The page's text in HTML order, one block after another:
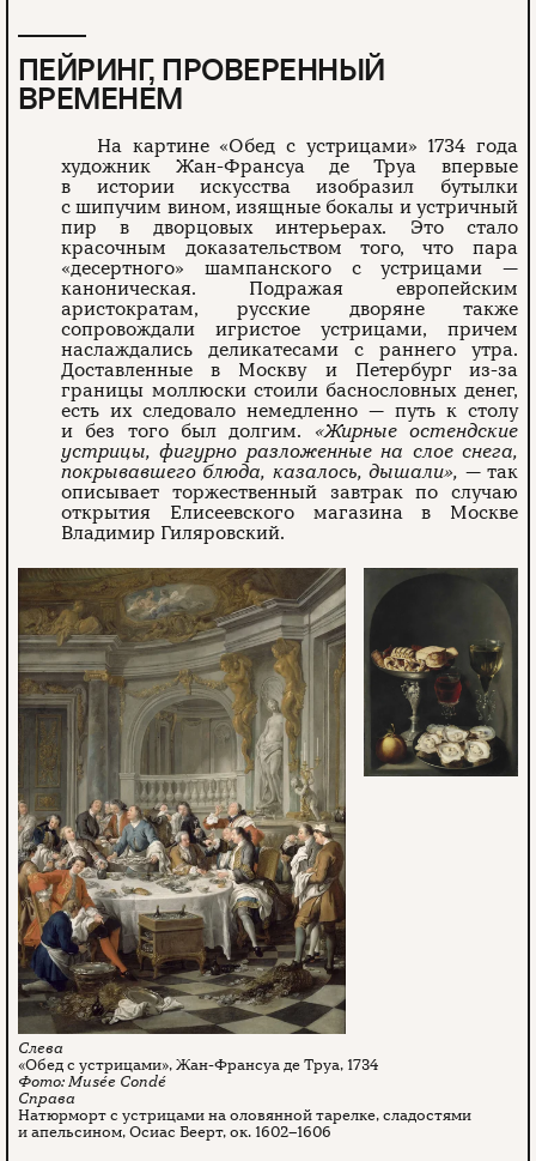
ПЕЙРИНГ, ПРОВЕРЕННЫЙ
ВРЕМЕНЕМ
На картине «Обед с устрицами» 1734 года
художник Жан-Франсуа де Труа впервые
в истории искусства изобразил бутылки
с шипучим вином, изящные бокалы и устричный
пир в дворцовых интерьерах. Это стало
красочным доказательством того, что пара
«десертного» шампанского с устрицами —
каноническая. Подражая европейским
аристократам, русские дворяне также
сопровождали игристое устрицами, причем
наслаждались деликатесами с раннего утра.
Доставленные в Москву и Петербург из-за
границы моллюски стоили баснословных денег,
есть их следовало немедленно — путь к столу
и без того был долгим. «Жирные остендские
устрицы, фигурно разложенные на слое снега,
покрывавшего блюда, казалось, дышали», — так
описывает торжественный завтрак по случаю
открытия Елисеевского магазина в Москве
Владимир Гиляровский.
«Обед с устрицами», Жан-Франсуа де Труа, 1734
Musée Condé
Натюрморт с устрицами на оловянной тарелке, сладостями
и апельсином, Осиас Беерт, ок. 1602–1606